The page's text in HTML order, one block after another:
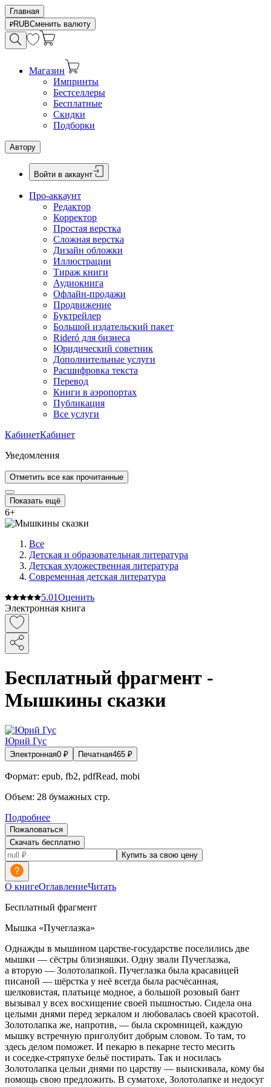
Главная
RUBСменить валюту
Магазин
Импринты
Бестселлеры
Бесплатные
Скидки
Подборки
Автору
Войти в аккаунт
Про-аккаунт
Редактор
Корректор
Простая верстка
Сложная верстка
Дизайн обложки
Иллюстрации
Тираж книги
Аудиокнига
Офлайн-продажи
Продвижение
Буктрейлер
Большой издательский пакет
Rideró для бизнеса
Юридический советник
Дополнительные услуги
Расшифровка текста
Перевод
Книги в аэропортах
Публикация
Все услуги
КабинетКабинет
Уведомления
Отметить все как прочитанные
Показать ещё
6+
Все
Детская и образовательная литература
Детская художественная литература
Современная детская литература
5.01Оценить
Электронная книга
Бесплатный фрагмент -
Мышкины сказки
Юрий Гус
Электронная0 ₽ Печатная465 ₽
Формат: epub, fb2, pdfRead, mobi
Объем: 28 бумажных стр.
Подробнее
Пожаловаться
Скачать бесплатно
Купить за свою цену
О книгеОглавлениеЧитать
Бесплатный фрагмент
Мышка «Пучеглазка»
Однажды в мышином царстве-государстве поселились две
мышки — сёстры близняшки. Одну звали Пучеглазка,
а вторую — Золотолапкой. Пучеглазка была красавицей
писаной — шёрстка у неё всегда была расчёсанная,
шелковистая, платьице модное, а большой розовый бант
вызывал у всех восхищение своей пышностью. Сидела она
целыми днями перед зеркалом и любовалась своей красотой.
Золотолапка же, напротив, — была скромницей, каждую
мышку встречную приголубит добрым словом. То там, то
здесь делом поможет. И пекарю в пекарне тесто месить
и соседке-стряпухе бельё постирать. Так и носилась
Золотолапка целыи днями по царству — выискивала, кому бы
помощь свою предложить. В суматохе, Золотолапке и недосуг